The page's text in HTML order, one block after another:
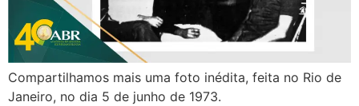
Compartilhamos mais uma foto inédita, feita no Rio de
Janeiro, no dia 5 de junho de 1973.